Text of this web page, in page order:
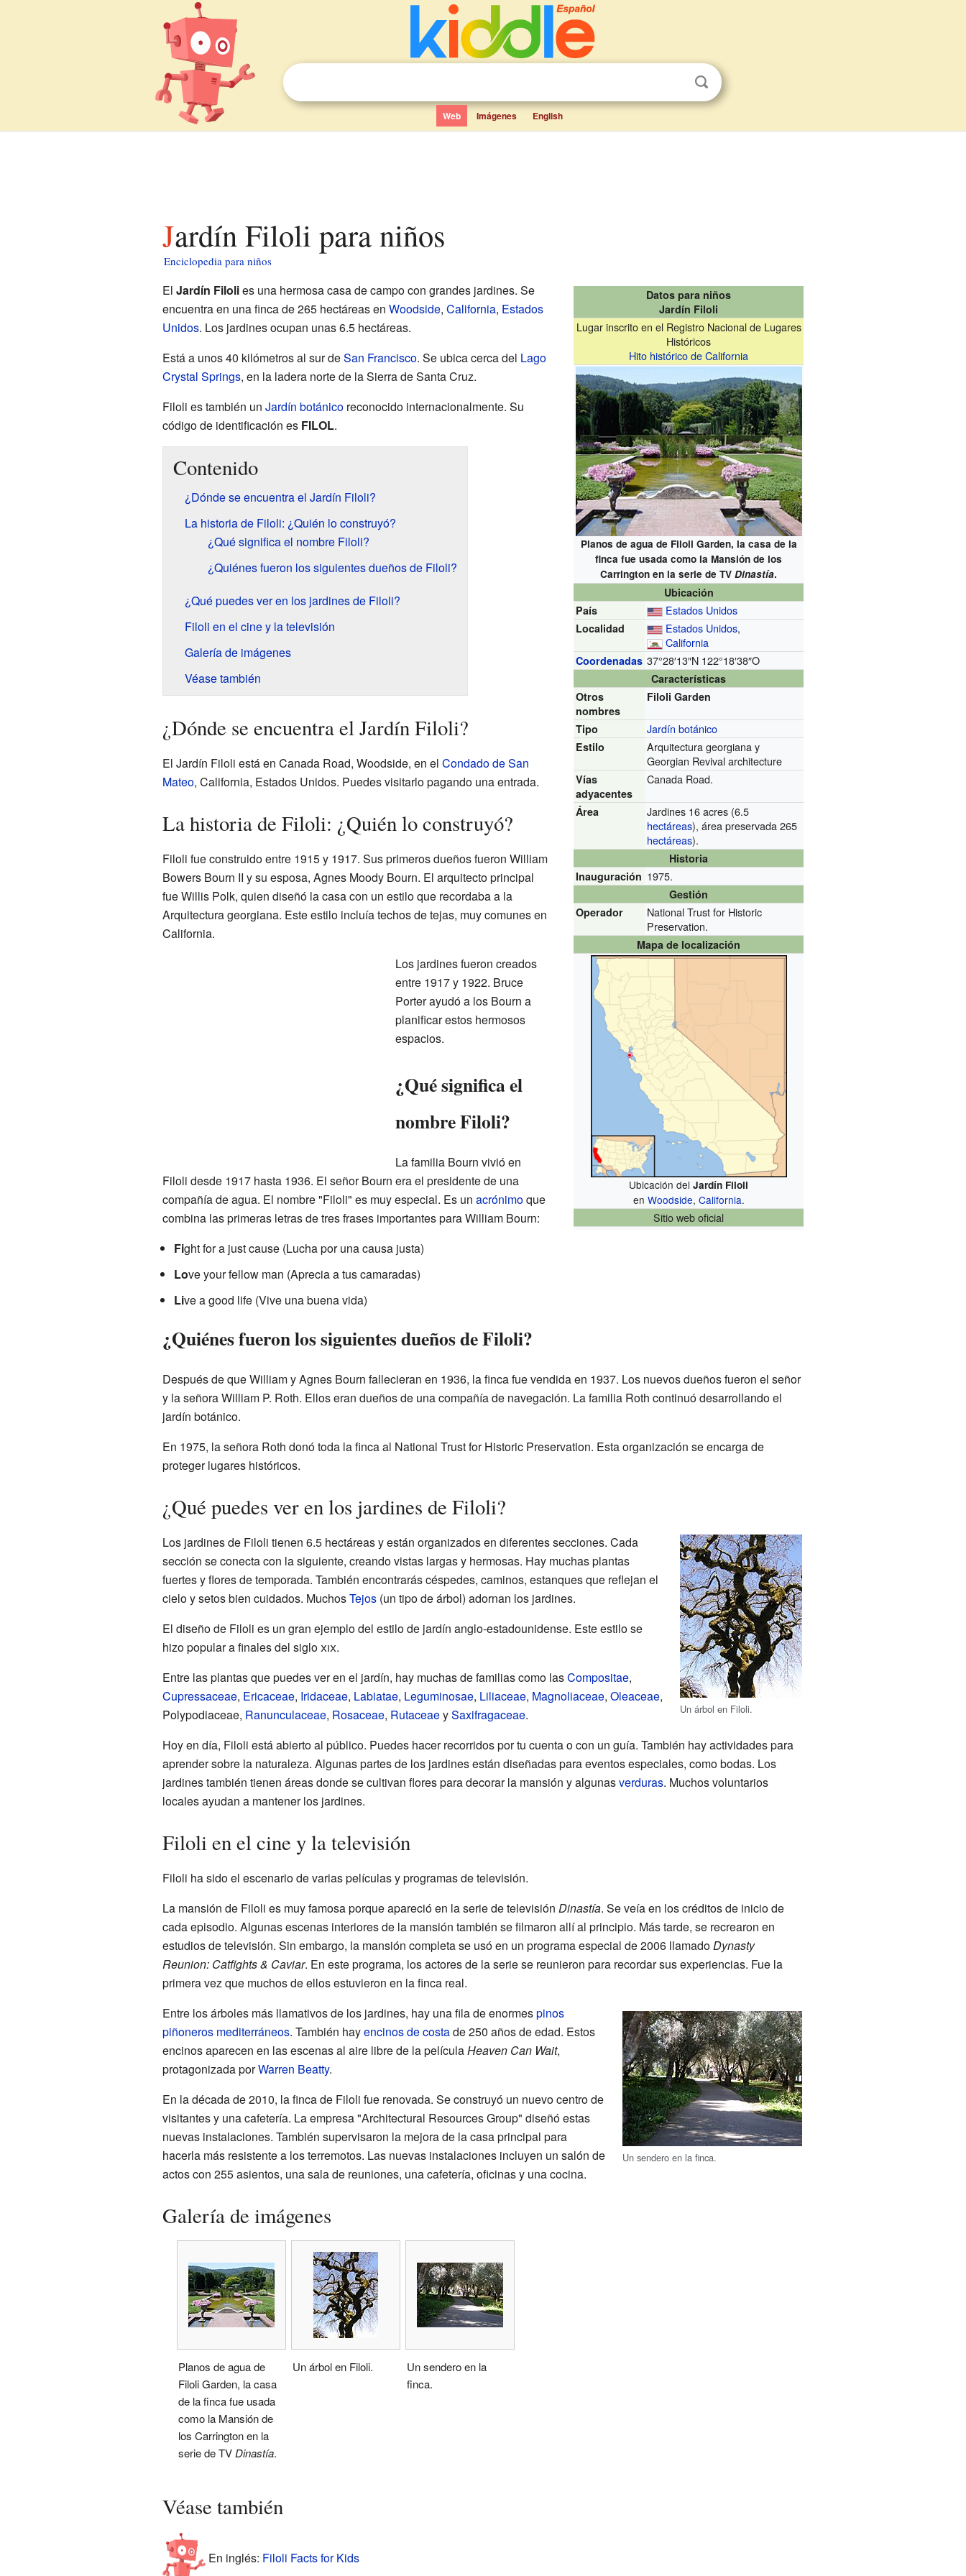
Web Imágenes English
Jardín Filoli para niños
Enciclopedia para niños
Datos para niños
Jardín Filoli
Lugar inscrito en el Registro Nacional de Lugares
Históricos
Hito histórico de California
Planos de agua de Filoli Garden, la casa de la
finca fue usada como la Mansión de los
Carrington en la serie de TVDinastía.
Ubicación
País
Estados Unidos
Localidad Estados Unidos,
California
Coordenadas 37°28′13″N 122°18′38″O
Características
Otros
nombres
Filoli Garden
Tipo Jardín botánico
Estilo
Arquitectura georgiana y
Georgian Revival architecture
Vías
adyacentes
Canada Road.
Área
Jardines 16 acres (6.5
hectáreas), área preservada 265
hectáreas).
Historia
Inauguración 1975.
Gestión
Operador
National Trust for Historic
Preservation.
Mapa de localización
Ubicación delJardín Filoli
en Woodside, California.
Sitio web oficial
El Jardín Filolies una hermosa casa de campo con grandes jardines. Se
encuentra en una finca de 265 hectáreas en Woodside, California, Estados
Unidos. Los jardines ocupan unas 6.5 hectáreas.
Está a unos 40 kilómetros al sur deSan Francisco. Se ubica cerca del Lago
Crystal Springs, en la ladera norte de la Sierra de Santa Cruz.
Filoli es también un Jardín botánicoreconocido internacionalmente. Su
código de identificación es FILOL.
Contenido
¿Dónde se encuentra el Jardín Filoli?
La historia de Filoli: ¿Quién lo construyó?
¿Qué significa el nombre Filoli?
¿Quiénes fueron los siguientes dueños de Filoli?
¿Qué puedes ver en los jardines de Filoli?
Filoli en el cine y la televisión
Galería de imágenes
Véase también
¿Dónde se encuentra el Jardín Filoli?
El Jardín Filoli está en Canada Road, Woodside, en el Condado de San
Mateo, California, Estados Unidos. Puedes visitarlo pagando una entrada.
La historia de Filoli: ¿Quién lo construyó?
Filoli fue construido entre 1915 y 1917. Sus primeros dueños fueron William
Bowers Bourn II y su esposa, Agnes Moody Bourn. El arquitecto principal
fue Willis Polk, quien diseñó la casa con un estilo que recordaba a la
Arquitectura georgiana. Este estilo incluía techos de tejas, muy comunes en
California.
Los jardines fueron creados
entre 1917 y 1922. Bruce
Porter ayudó a los Bourn a
planificar estos hermosos
espacios.
¿Qué significa el
nombre Filoli?
La familia Bourn vivió en
Filoli desde 1917 hasta 1936. El señor Bourn era el presidente de una
compañía de agua. El nombre "Filoli" es muy especial. Es un acrónimoque
combina las primeras letras de tres frases importantes para William Bourn:
Fight for a just cause (Lucha por una causa justa)
Love your fellow man (Aprecia a tus camaradas)
Live a good life (Vive una buena vida)
¿Quiénes fueron los siguientes dueños de Filoli?
Después de que William y Agnes Bourn fallecieran en 1936, la finca fue vendida en 1937. Los nuevos dueños fueron el señor
y la señora William P. Roth. Ellos eran dueños de una compañía de navegación. La familia Roth continuó desarrollando el
jardín botánico.
En 1975, la señora Roth donó toda la finca al National Trust for Historic Preservation. Esta organización se encarga de
proteger lugares históricos.
¿Qué puedes ver en los jardines de Filoli?
Un árbol en Filoli.
Los jardines de Filoli tienen 6.5 hectáreas y están organizados en diferentes secciones. Cada
sección se conecta con la siguiente, creando vistas largas y hermosas. Hay muchas plantas
fuertes y flores de temporada. También encontrarás céspedes, caminos, estanques que reflejan el
cielo y setos bien cuidados. MuchosTejos(un tipo de árbol) adornan los jardines.
El diseño de Filoli es un gran ejemplo del estilo de jardín anglo-estadounidense. Este estilo se
hizo popular a finales del sigloxix.
Entre las plantas que puedes ver en el jardín, hay muchas de familias como lasCompositae,
Cupressaceae, Ericaceae, Iridaceae, Labiatae, Leguminosae, Liliaceae, Magnoliaceae, Oleaceae,
Polypodiaceae, Ranunculaceae, Rosaceae, RutaceaeySaxifragaceae.
Hoy en día, Filoli está abierto al público. Puedes hacer recorridos por tu cuenta o con un guía. También hay actividades para
aprender sobre la naturaleza. Algunas partes de los jardines están diseñadas para eventos especiales, como bodas. Los
jardines también tienen áreas donde se cultivan flores para decorar la mansión y algunasverduras. Muchos voluntarios
locales ayudan a mantener los jardines.
Filoli en el cine y la televisión
Filoli ha sido el escenario de varias películas y programas de televisión.
La mansión de Filoli es muy famosa porque apareció en la serie de televisión Dinastía. Se veía en los créditos de inicio de
cada episodio. Algunas escenas interiores de la mansión también se filmaron allí al principio. Más tarde, se recrearon en
estudios de televisión. Sin embargo, la mansión completa se usó en un programa especial de 2006 llamadoDynasty
Reunion: Catfights & Caviar. En este programa, los actores de la serie se reunieron para recordar sus experiencias. Fue la
primera vez que muchos de ellos estuvieron en la finca real.
Un sendero en la finca.
Entre los árboles más llamativos de los jardines, hay una fila de enormespinos
piñoneros mediterráneos. También hayencinos de costade 250 años de edad. Estos
encinos aparecen en las escenas al aire libre de la películaHeaven Can Wait,
protagonizada porWarren Beatty.
En la década de 2010, la finca de Filoli fue renovada. Se construyó un nuevo centro de
visitantes y una cafetería. La empresa "Architectural Resources Group" diseñó estas
nuevas instalaciones. También supervisaron la mejora de la casa principal para
hacerla más resistente a los terremotos. Las nuevas instalaciones incluyen un salón de
actos con 255 asientos, una sala de reuniones, una cafetería, oficinas y una cocina.
Galería de imágenes
Planos de agua de
Filoli Garden, la casa
de la finca fue usada
como la Mansión de
los Carrington en la
serie de TV Dinastía.
Un árbol en Filoli.
Un sendero en la
finca.
Véase también
En inglés: Filoli Facts for Kids